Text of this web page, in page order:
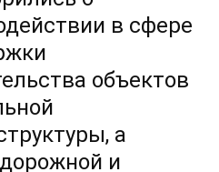
в сфере
объектов
а
и